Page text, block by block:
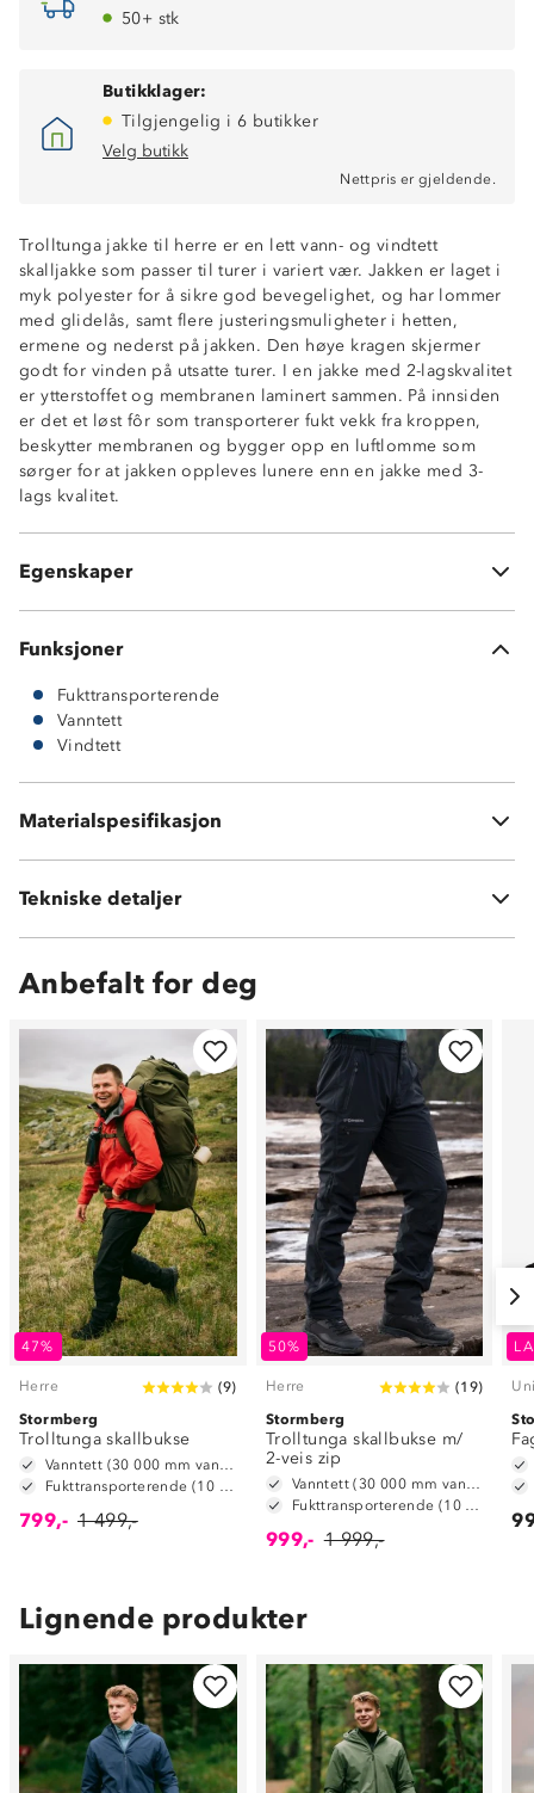
50+ stk
Butikklager:
Tilgjengelig i 6 butikker
Velg butikk
Nettpris er gjeldende.
Trolltunga jakke til herre er en lett vann- og vindtett
skalljakke som passer til turer i variert vær. Jakken er laget i
myk polyester for å sikre god bevegelighet, og har lommer
med glidelås, samt flere justeringsmuligheter i hetten,
ermene og nederst på jakken. Den høye kragen skjermer
godt for vinden på utsatte turer. I en jakke med 2-lagskvalitet
er ytterstoffet og membranen laminert sammen. På innsiden
er det et løst fôr som transporterer fukt vekk fra kroppen,
beskytter membranen og bygger opp en luftlomme som
sørger for at jakken oppleves lunere enn en jakke med 3-
lags kvalitet.
Egenskaper
Vanntett (30 000 mm vannsøyle)
Fukttransporterende (10 000 g/m2/24t)
Vindtett
Meshfôr
Fast hette med stramming
To glidelåslommer
Vannavstøtende glidelåser
Enhåndsstramming nederst på jakken
Borrelåsstramming i ermeåpningene
2-lags skalljakke
Funksjoner
Fukttransporterende
Vanntett
Vindtett
Materialspesifikasjon
Membran: ProreTex®
Tekniske detaljer
Vekt:504 gram i str L
Anbefalt for deg
47%
Herre (9)
Stormberg
Trolltunga skallbukse
799,- 1 499,-
50%
Herre (19)
Stormberg
Trolltunga skallbukse m/
2-veis zip
999,- 1 999,-
Lignende produkter